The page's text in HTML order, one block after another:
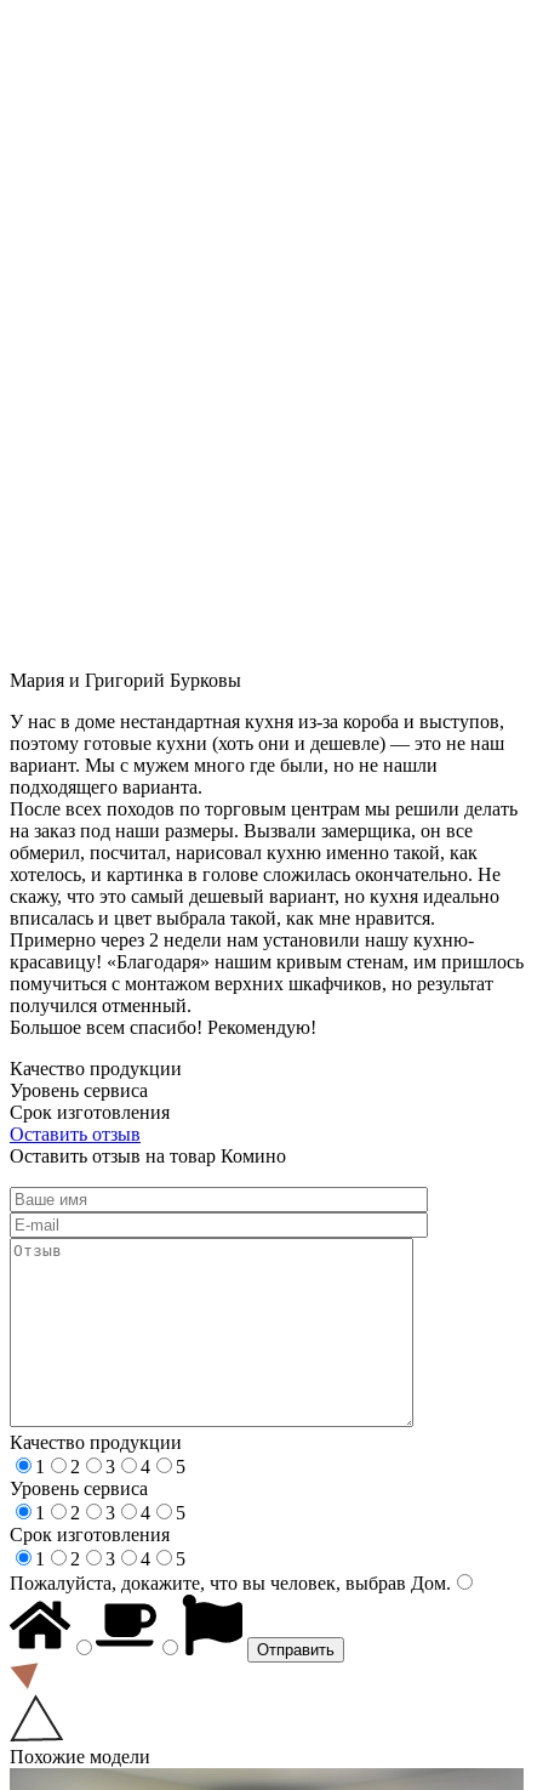
Мария и Григорий Бурковы
У нас в доме нестандартная кухня из-за короба и выступов,
поэтому готовые кухни (хоть они и дешевле) — это не наш
вариант. Мы с мужем много где были, но не нашли
подходящего варианта.
После всех походов по торговым центрам мы решили делать
на заказ под наши размеры. Вызвали замерщика, он все
обмерил, посчитал, нарисовал кухню именно такой, как
хотелось, и картинка в голове сложилась окончательно. Не
скажу, что это самый дешевый вариант, но кухня идеально
вписалась и цвет выбрала такой, как мне нравится.
Примерно через 2 недели нам установили нашу кухню-
красавицу! «Благодаря» нашим кривым стенам, им пришлось
помучиться с монтажом верхних шкафчиков, но результат
получился отменный.
Большое всем спасибо! Рекомендую!
Качество продукции
Уровень сервиса
Срок изготовления
Оставить отзыв
Оставить отзыв на товар Комино
Качество продукции
1
2 3 4
5
Уровень сервиса
1
2 3 4
5
Срок изготовления
1
2 3 4
5
Пожалуйста, докажите, что вы человек, выбрав Дом.
Похожие модели